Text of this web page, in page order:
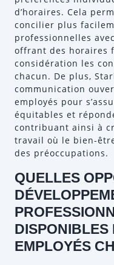
d’horaires. Cela
concilier plus
professionnelles
offrant des horaires
considération les
chacun. De plus,
communication
employés pour
équitables et
contribuant ainsi à
travail où le bien-
des préoccupations.
QUELLES
DISPONIBLES
EMPLOYÉS